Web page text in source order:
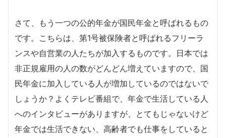
さて、もう一つの公的年金が国民年金と呼ばれるもの
です。こちらは、第1号被保険者と呼ばれるフリーラ
ンスや自営業の人たちが加入するものです。日本では
非正規雇用の人の数がどんどん増えていますので、国
民年金に加入している人が増加しているのではないで
しょうか？よくテレビ番組で、年金で生活している人
へのインタビューがありますが、とてもじゃないけど
年金では生活できない、高齢者でも仕事をしていると